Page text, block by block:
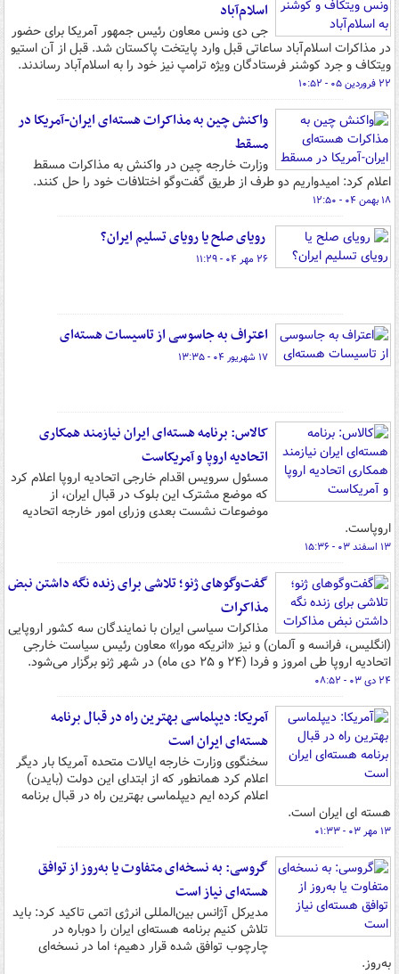
اسلام‌آباد
جی دی ونس معاون رئیس جمهور آمریکا برای حضور
در مذاکرات اسلام‌آباد ساعاتی قبل وارد پایتخت پاکستان شد. قبل از آن استیو
ویتکاف و جرد کوشنر فرستادگان ویژه ترامپ نیز خود را به اسلام‌آباد رساندند.
۲۲ فروردین ۰۵ - ۱۰:۵۲
واکنش چین به مذاکرات هسته‌ای ایران-آمریکا در
مسقط
وزارت خارجه چین در واکنش به مذاکرات مسقط
اعلام کرد: امیدواریم دو طرف‌ از طریق گفت‌وگو اختلافات خود را حل کنند.
۱۸ بهمن ۰۴ - ۱۲:۵۰
رویای صلح یا رویای تسلیم ایران؟
۲۶ مهر ۰۴ - ۱۱:۲۹
اعتراف به جاسوسی از تاسیسات هسته‌ای
۱۷ شهریور ۰۴ - ۱۳:۳۵
کالاس: برنامه هسته‌ای ایران نیازمند همکاری
اتحادیه اروپا و آمریکاست
مسئول سرویس اقدام خارجی اتحادیه اروپا اعلام کرد
که موضع مشترک این بلوک در قبال ایران، از
موضوعات نشست بعدی وزرای امور خارجه اتحادیه
اروپاست.
۱۳ اسفند ۰۳ - ۱۵:۳۶
گفت‌وگوهای ژنو؛ تلاشی برای زنده نگه داشتن نبض
مذاکرات
مذاکرات سیاسی ایران با نمایندگان سه کشور اروپایی
(انگلیس، فرانسه و آلمان) و نیز «انریکه مورا» معاون رئیس سیاست خارجی
اتحادیه اروپا طی امروز و فردا (۲۴ و ۲۵ دی ماه) در شهر ژنو برگزار می‌شود.
۲۴ دی ۰۳ - ۰۸:۵۲
آمریکا: دیپلماسی بهترین راه در قبال برنامه
هسته‌ای ایران است
سخنگوی وزارت خارجه ایالات متحده آمریکا بار دیگر
اعلام کرد همانطور که از ابتدای این دولت (بایدن)
اعلام کرده ایم دیپلماسی بهترین راه در قبال برنامه
هسته ای ایران است.
۱۳ مهر ۰۳ - ۰۱:۳۳
گروسی: به نسخه‌ای متفاوت یا به‌روز از توافق
هسته‌ای نیاز است
مدیرکل آژانس بین‌المللی انرژی اتمی تاکید کرد: باید
تلاش کنیم برنامه هسته‌ای ایران را دوباره در
چارچوب توافق شده قرار دهیم؛ اما در نسخه‌ای
به‌روز.